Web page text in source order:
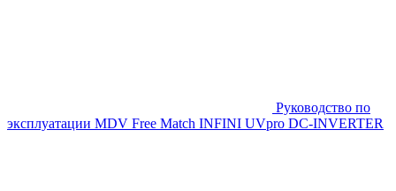
Руководство по
эксплуатации MDV Free Match INFINI UVpro DC-INVERTER